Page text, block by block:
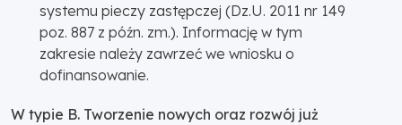
systemu pieczy zastępczej (Dz.U. 2011 nr 149
poz. 887 z późn. zm.). Informację w tym
zakresie należy zawrzeć we wniosku o
dofinansowanie.
W typie B. Tworzenie nowych oraz rozwój już